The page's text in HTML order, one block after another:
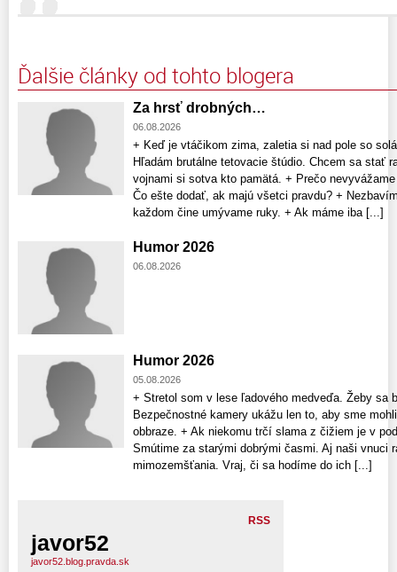
Ďalšie články od tohto blogera
Za hrsť drobných…
06.08.2026
+ Keď je vtáčikom zima, zaletia si nad pole so
Hľadám brutálne tetovacie štúdio. Chcem sa stať
vojnami si sotva kto pamätá. + Prečo
Čo ešte dodať, ak majú všetci pravdu? +
každom čine umývame ruky. + Ak máme iba [...]
Humor 2026
06.08.2026
Humor 2026
05.08.2026
+ Stretol som v lese ľadového medveďa. Žeby sa
Bezpečnostné kamery ukážu len to, aby sme
obbraze. + Ak niekomu trčí slama z čižiem je v
Smútime za starými dobrými časmi. Aj naši vnuci
mimozemšťania. Vraj, či sa hodíme do ich [...]
RSS
javor52
javor52.blog.pravda.sk